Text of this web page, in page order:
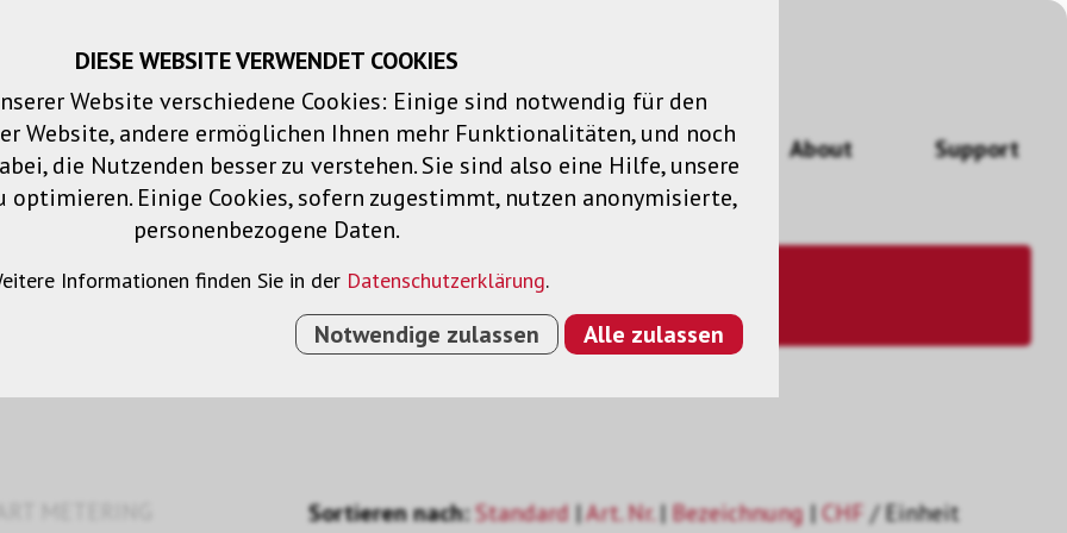
Warenkorb Merklisten Login
Produkte Lösungen Dienstleistungen News About Support
Sortieren nach:Standard|Art. Nr.|Bezeichnung|CHF/ Einheit
DIESE WEBSITE VERWENDET COOKIES
Website verschiedene Cookies: Einige sind notwendig für den
Website, andere ermöglichen Ihnen mehr Funktionalitäten, und noch
die Nutzenden besser zu verstehen. Sie sind also eine Hilfe, unsere
optimieren. Einige Cookies, sofern zugestimmt, nutzen anonymisierte,
personenbezogene Daten.
Informationen finden Sie in der Datenschutzerklärung.
Notwendige zulassen Alle zulassen